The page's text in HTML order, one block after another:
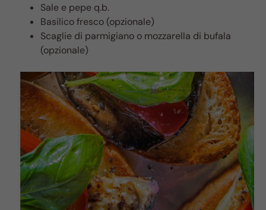
Sale e pepe q.b.
Basilico fresco (opzionale)
Scaglie di parmigiano o mozzarella di bufala
(opzionale)